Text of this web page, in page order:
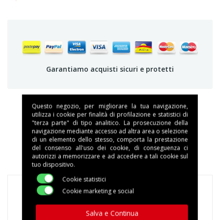
Garantiamo acquisti sicuri e protetti
DESCRIZIONE
DETTAGLI DEL PRODOTTO
1KG Lollo Grani Miscela Dek
Questo negozio, per migliorare la tua navigazione,
utilizza i cookie per finalità di profilazione e statistici di
"terza parte" di tipo analitico. La prosecuzione della
navigazione mediante accesso ad altra area o selezione
di un elemento dello stesso, comporta la prestazione
del consenso all'uso dei cookie, di conseguenza ci
autorizzi a memorizzare e ad accedere a tali cookie sul
tuo dispositivo.
Cookie statistici
Cookie marketing e social
Salva e Continua